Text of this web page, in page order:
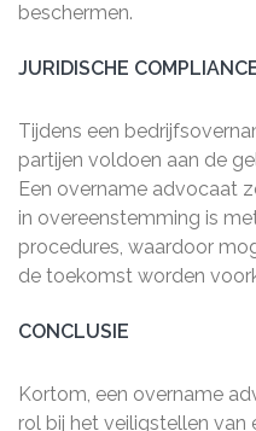
beschermen.
JURIDISCHE
Tijdens een
partijen voldoen aan de
Een overname advocaat
in overeenstemming is
procedures, waardoor
de toekomst worden
CONCLUSIE
Kortom, een overname
rol bij het veiligstellen van